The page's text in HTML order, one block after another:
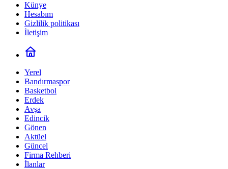
Künye
Hesabım
Gizlilik politikası
İletişim
Yerel
Bandırmaspor
Basketbol
Erdek
Avşa
Edincik
Gönen
Aktüel
Güncel
Firma Rehberi
İlanlar